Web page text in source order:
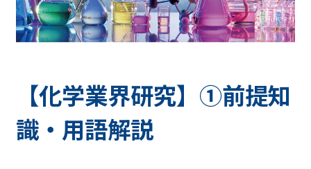
【化学業界研究】①前提知
識・用語解説